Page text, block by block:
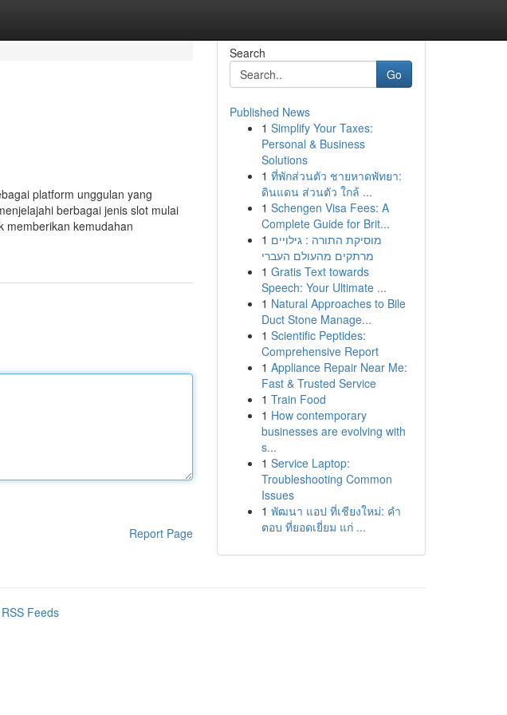
platform unggulan yang
berbagai jenis slot mulai
memberikan kemudahan
Report Page
Search
Go
Published News
1 Simplify Your Taxes:
Personal & Business
Solutions
1 ที่พักส่วนตัว ชายหาดพัทยา:
ดินแดน ส่วนตัว ใกล้ ...
1 Schengen Visa Fees: A
Complete Guide for Brit...
1 מוסיקת התורה : גילויים
מרתקים מהעולם העברי
1 Gratis Text towards
Speech: Your Ultimate ...
1 Natural Approaches to Bile
Duct Stone Manage...
1 Scientific Peptides:
Comprehensive Report
1 Appliance Repair Near Me:
Fast & Trusted Service
1 Train Food
1 How contemporary
businesses are evolving with
s...
1 Service Laptop:
Troubleshooting Common
Issues
1 พัฒนา แอป ที่เชียงใหม่: คำ
ตอบ ที่ยอดเยี่ยม แก่ ...
Feeds